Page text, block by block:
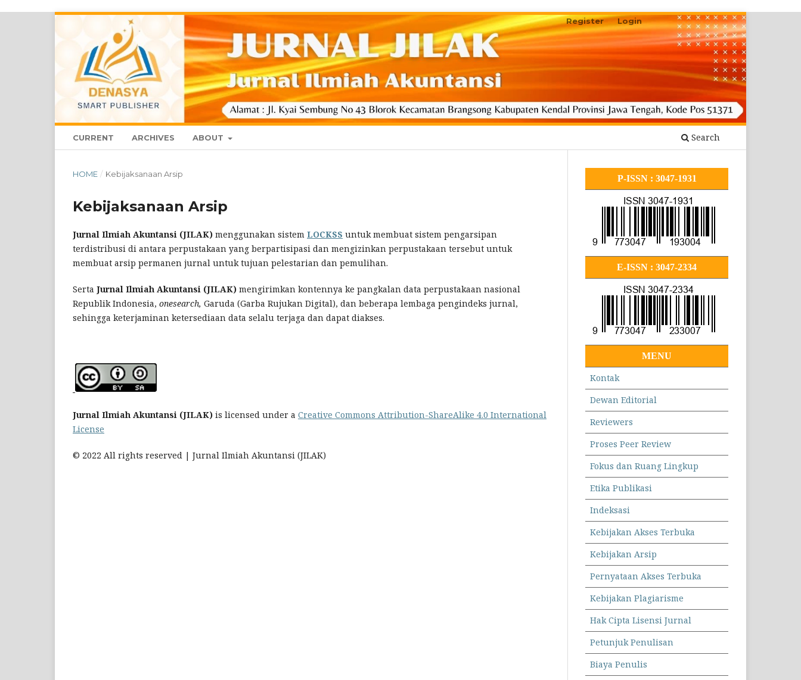
CURRENT ARCHIVES ABOUT Search
Register Login
HOME / Kebijaksanaan Arsip
Kebijaksanaan Arsip
Jurnal Ilmiah Akuntansi (JILAK) menggunakan sistem LOCKSS untuk membuat sistem pengarsipan
terdistribusi di antara perpustakaan yang berpartisipasi dan mengizinkan perpustakaan tersebut untuk
membuat arsip permanen jurnal untuk tujuan pelestarian dan pemulihan.
Serta Jurnal Ilmiah Akuntansi (JILAK) mengirimkan kontennya ke pangkalan data perpustakaan nasional
Republik Indonesia, onesearch, Garuda (Garba Rujukan Digital), dan beberapa lembaga pengindeks jurnal,
sehingga keterjaminan ketersediaan data selalu terjaga dan dapat diakses.
Jurnal Ilmiah Akuntansi (JILAK) is licensed under a Creative Commons Attribution-ShareAlike 4.0 International
License
© 2022 All rights reserved | Jurnal Ilmiah Akuntansi (JILAK)
P-ISSN : 3047-1931
E-ISSN : 3047-2334
MENU
Kontak
Dewan Editorial
Reviewers
Proses Peer Review
Fokus dan Ruang Lingkup
Etika Publikasi
Indeksasi
Kebijakan Akses Terbuka
Kebijakan Arsip
Pernyataan Akses Terbuka
Kebijakan Plagiarisme
Hak Cipta Lisensi Jurnal
Petunjuk Penulisan
Biaya Penulis